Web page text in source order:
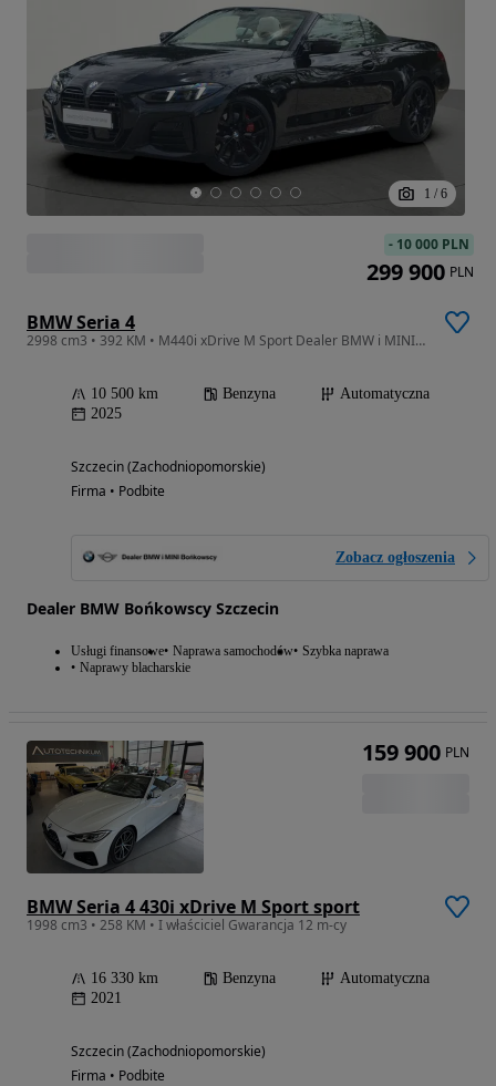
1 / 6
BMW Seria 4
2998 cm3 • 392 KM • M440i xDrive M Sport Dealer BMW i MINI Bońkowscy
10 500 km Benzyna
Automatyczna
2025
Szczecin (Zachodniopomorskie)
Firma • Podbite
Zobacz ogłoszenia
Dealer BMW Bońkowscy Szczecin
Usługi finansowe Naprawa samochodów Szybka naprawa
Naprawy blacharskie
- 10 000 PLN
299 900 PLN
BMW Seria 4 430i xDrive M Sport sport
1998 cm3 • 258 KM • I właściciel Gwarancja 12 m-cy
16 330 km Benzyna
Automatyczna
2021
Szczecin (Zachodniopomorskie)
Firma • Podbite
159 900 PLN